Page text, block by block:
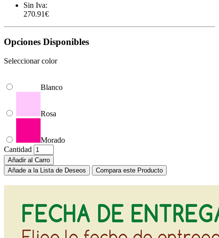
Sin Iva:
270.91€
Opciones Disponibles
Seleccionar color
Blanco
Rosa
Morado
Cantidad
Añadir al Carro
Añade a la Lista de Deseos
Compara este Producto